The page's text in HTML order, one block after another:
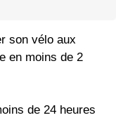
son vélo aux
en moins de 2
de 24 heures